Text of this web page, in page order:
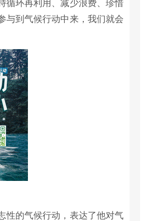
循环再利用、减少浪费、珍惜
与到气候行动中来，我们就会
性的气候行动，表达了他对气